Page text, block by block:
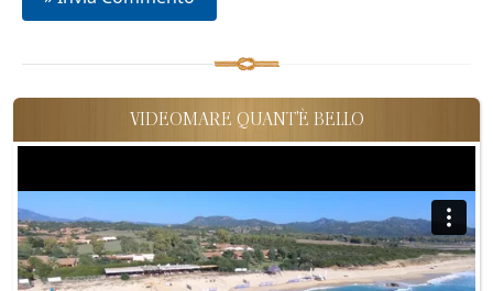
VIDEOMARE QUANT'È BELLO